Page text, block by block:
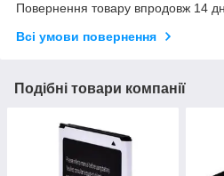
Повернення товару впродовж 14
Всі умови повернення
Подібні товари компанії